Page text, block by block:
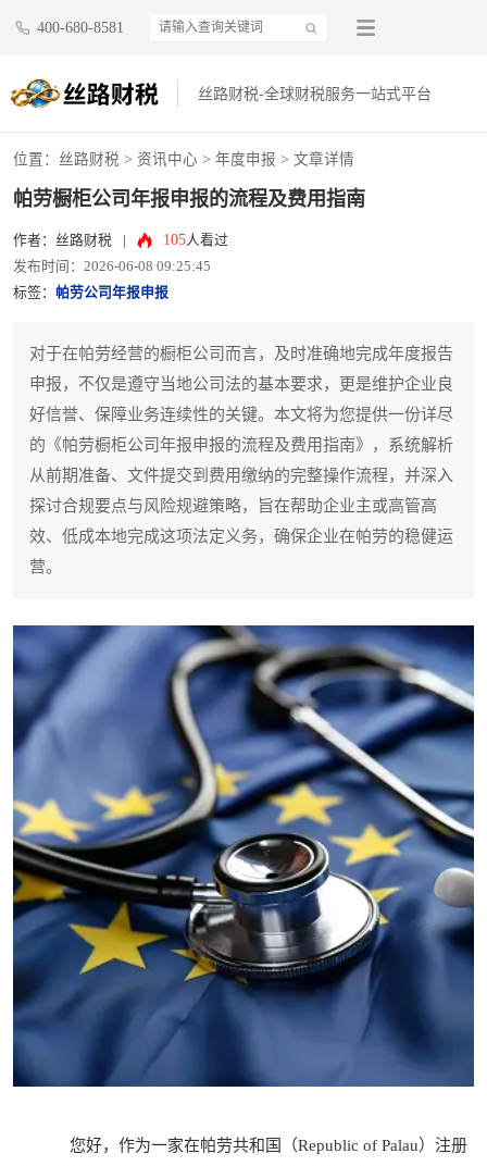
400-680-8581
丝路财税-全球财税服务一站式平台
位置： 丝路财税 > 资讯中心 > 年度申报 > 文章详情
帕劳橱柜公司年报申报的流程及费用指南
作者：丝路财税 105人看过
发布时间：2026-06-08 09:25:45
标签： 帕劳公司年报申报
对于在帕劳经营的橱柜公司而言，及时准确地完成年度报告
申报，不仅是遵守当地公司法的基本要求，更是维护企业良
好信誉、保障业务连续性的关键。本文将为您提供一份详尽
的《帕劳橱柜公司年报申报的流程及费用指南》，系统解析
从前期准备、文件提交到费用缴纳的完整操作流程，并深入
探讨合规要点与风险规避策略，旨在帮助企业主或高管高
效、低成本地完成这项法定义务，确保企业在帕劳的稳健运
营。
您好，作为一家在帕劳共和国（Republic of Palau）注册